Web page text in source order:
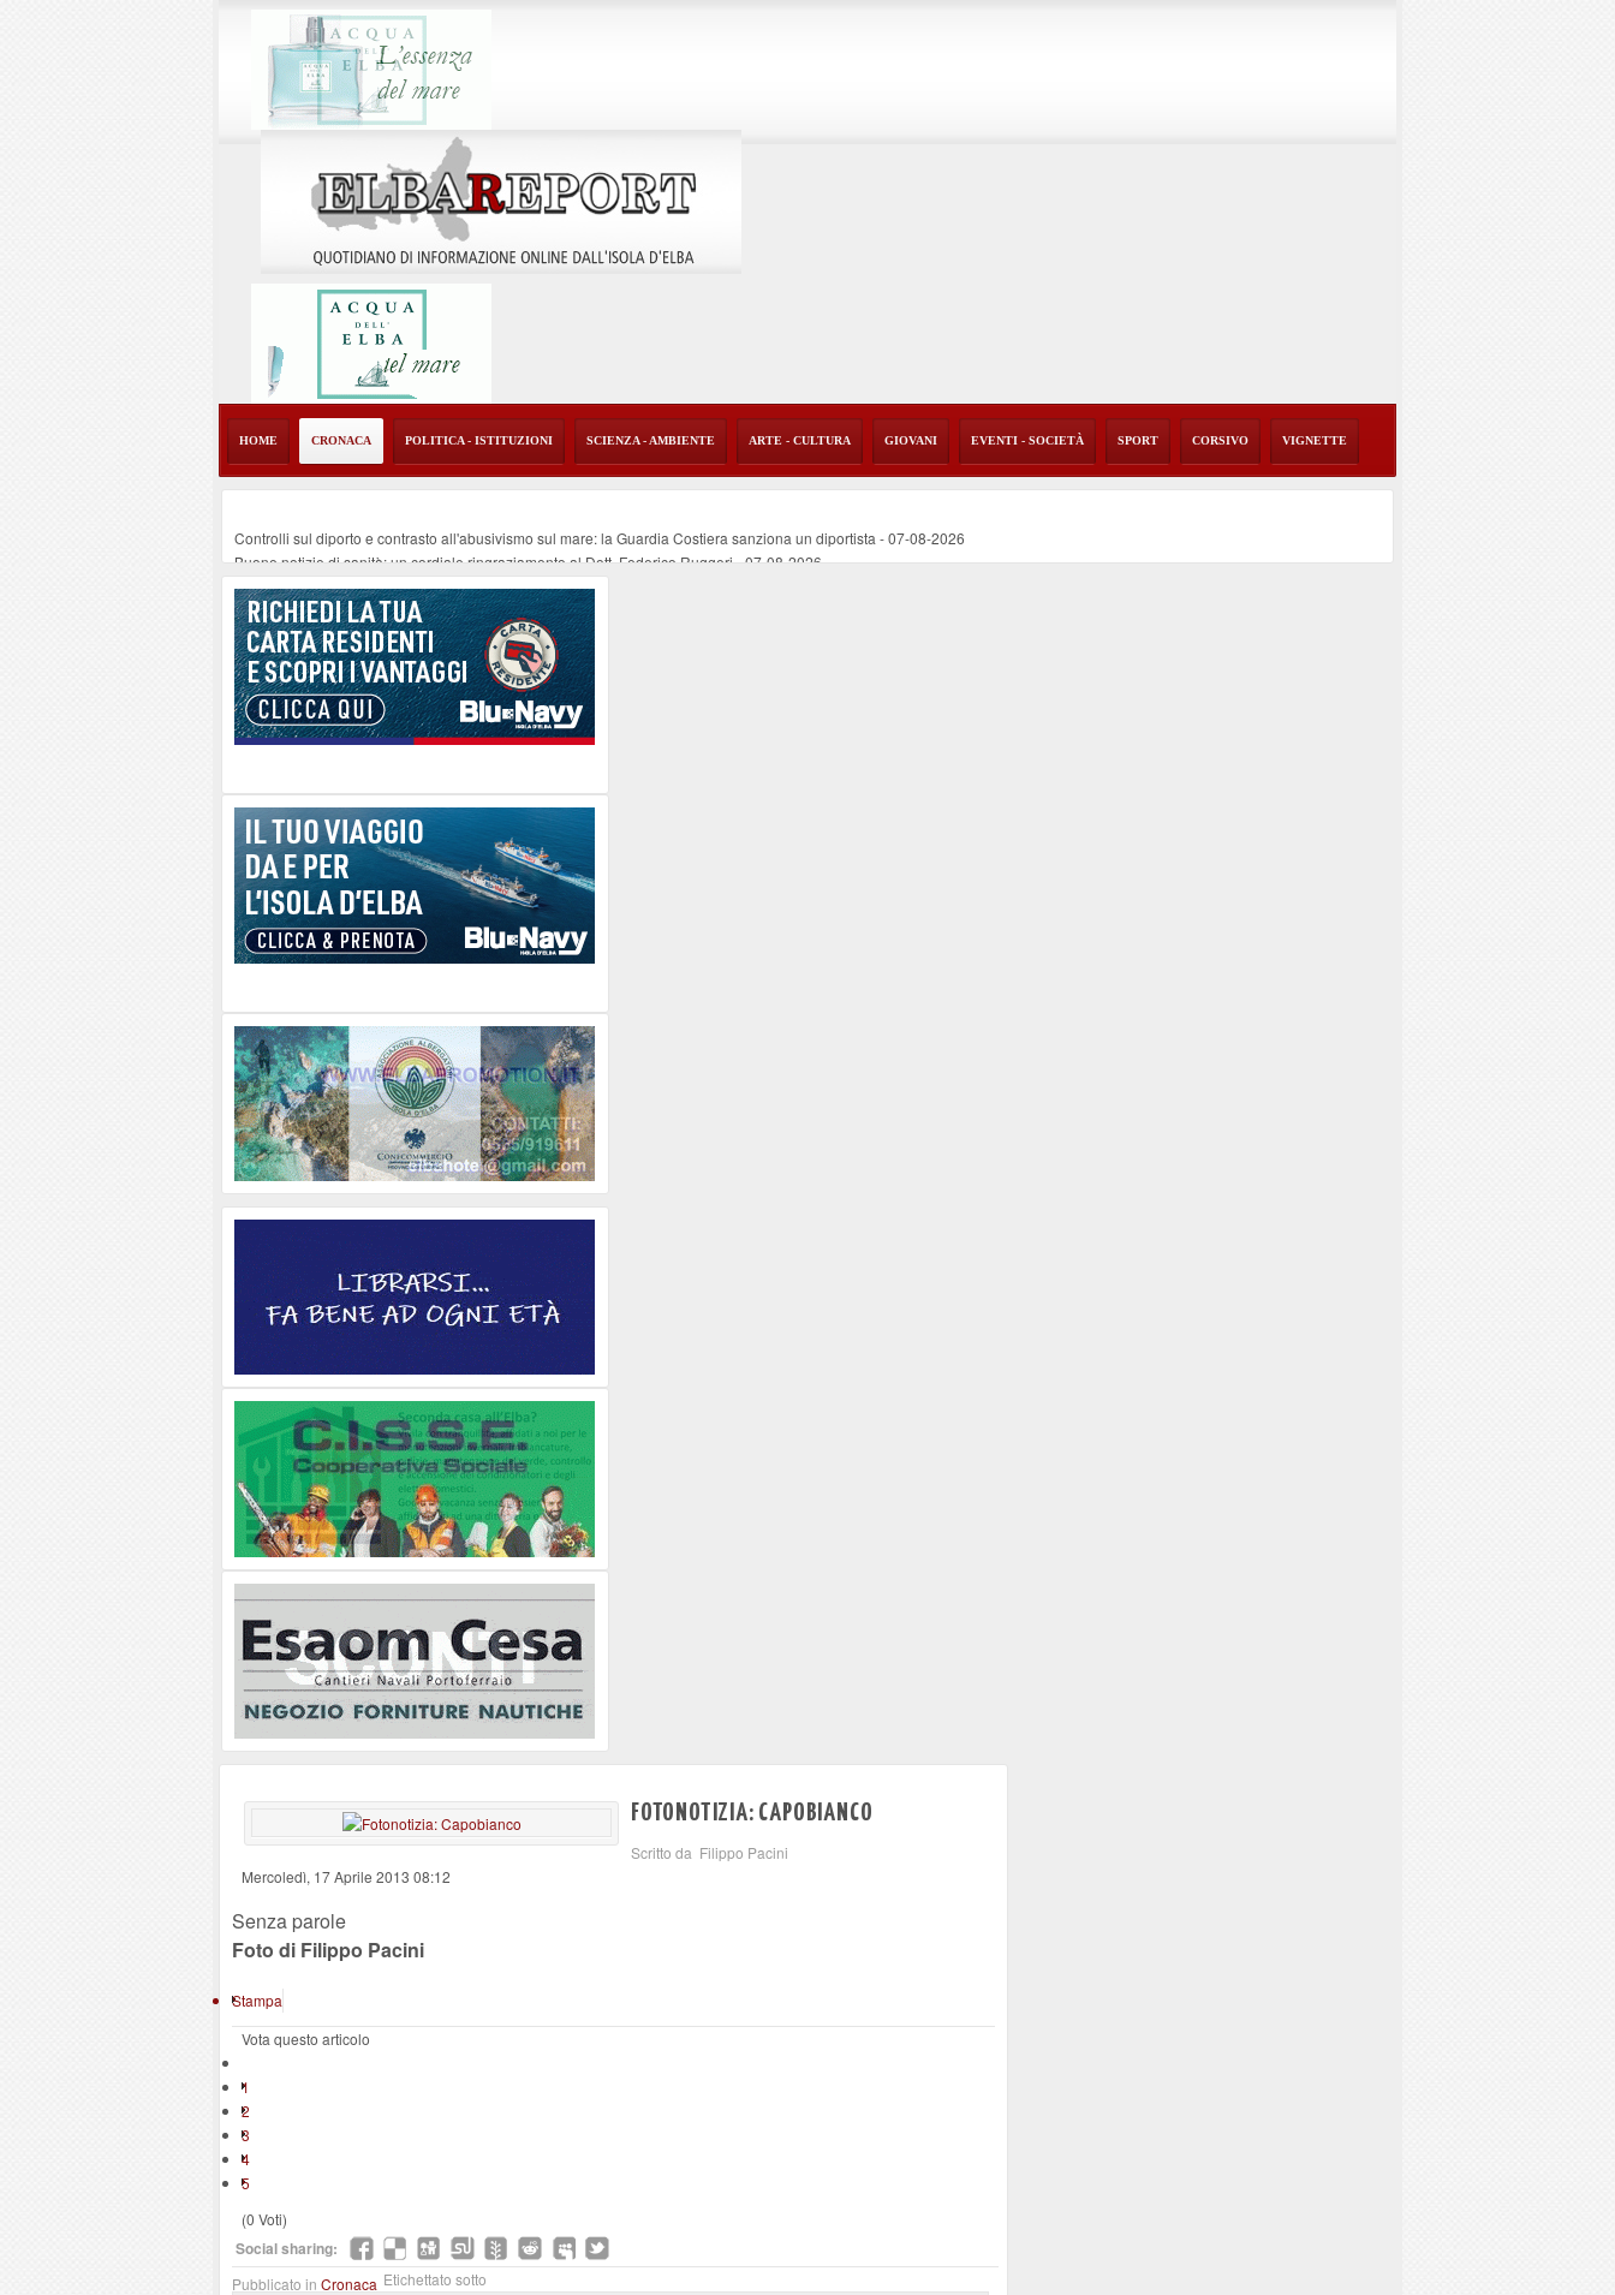
HOME CRONACA POLITICA - ISTITUZIONI SCIENZA - AMBIENTE ARTE - CULTURA GIOVANI EVENTI - SOCIETÀ SPORT CORSIVO VIGNETTE
Controlli sul diporto e contrasto all'abusivismo sul mare: la Guardia Costiera sanziona un diportista -07-08-2026
Buone notizie di sanità: un cordiale ringraziamento al Dott. Federico Ruggeri-07-08-2026
Altiero Spinelli e Ursula Hirschmann all'Elba: riaffiora una testimonianza del 1966
Capoliveri, potenziata la pulizia dei bordi stradali-07-08-2026
Marina di Campo tra i porti interessati dal nuovo piano dell'Autorità portuale regionale
FOTONOTIZIA: CAPOBIANCO
Scritto da Filippo Pacini
Mercoledì, 17 Aprile 2013 08:12
Senza parole
Foto di Filippo Pacini
Stampa
Vota questo articolo
1
2
3
4
5
(0 Voti)
Social sharing:
Pubblicato in Cronaca Etichettato sotto